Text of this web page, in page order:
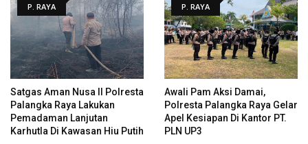
P. RAYA
Satgas Aman Nusa II Polresta
Palangka Raya Lakukan
Pemadaman Lanjutan
Karhutla Di Kawasan Hiu Putih
P. RAYA
Awali Pam Aksi Damai,
Polresta Palangka Raya Gelar
Apel Kesiapan Di Kantor PT.
PLN UP3